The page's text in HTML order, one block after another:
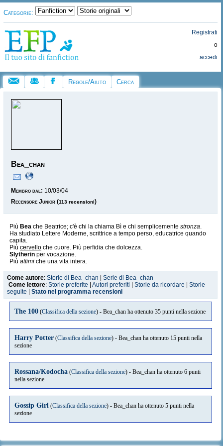
Categorie:
Registrati
o
accedi
Regole/Aiuto Cerca
Bea_chan
Membro dal: 10/03/04
Recensore Junior (113 recensioni)
Più Bea che Beatrice; c'è chi la chiama Bì e chi semplicemente stronza.
Ha studiato Lettere Moderne, scrittrice a tempo perso, educatrice quando
capita.
Più cervello che cuore. Più perfidia che dolcezza.
Slytherin per vocazione.
Più attimi che una vita intera.
Come autore: Storie di Bea_chan
Serie di Bea_chan
Come lettore: Storie preferite Autori preferiti Storie da ricordare
Storie
seguite
Stato nel programma recensioni
The 100 (Classifica della sezione) - Bea_chan ha ottenuto 35 punti nella sezione
Harry Potter (Classifica della sezione) - Bea_chan ha ottenuto 15 punti nella
sezione
Rossana/Kodocha (Classifica della sezione) - Bea_chan ha ottenuto 6 punti
nella sezione
Gossip Girl (Classifica della sezione) - Bea_chan ha ottenuto 5 punti nella
sezione